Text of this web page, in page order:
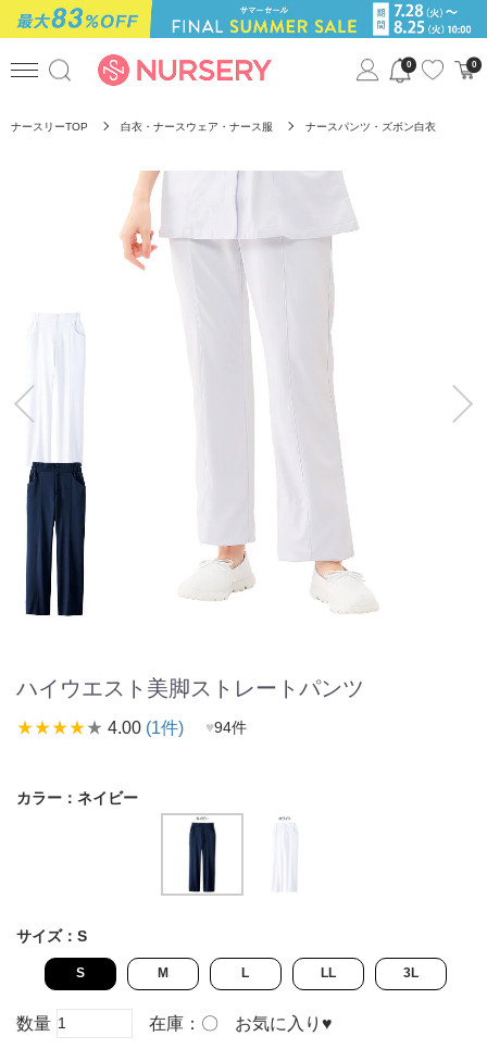
0 0
ナースリーTOP 白衣・ナースウェア・ナース服 ナースパンツ・ズボン白衣
ハイウエスト美脚ストレートパンツ
star_ratestar_ratestar_ratestar_ratestar_rate 4.00 (1件) ♥94件
カラー： ネイビー
サイズ： S
S M L LL 3L
数量 在庫： 〇 お気に入り ♥